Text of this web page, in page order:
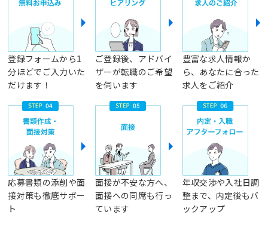
登録フォームから1
分ほどでご入力いた
だけます！
ご登録後、アドバイ
ザーが転職のご希望
を伺います
豊富な求人情報か
ら、あなたに合った
求人をご紹介
応募書類の添削や面
接対策も徹底サポー
ト
面接が不安な方へ、
面接への同席も行っ
ています
年収交渉や入社日調
整まで、内定後もバ
ックアップ